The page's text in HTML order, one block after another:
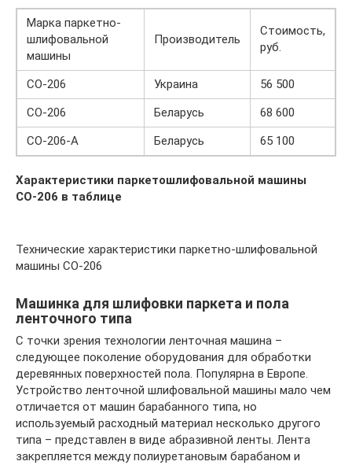
Марка паркетно-
шлифовальной
машины
Производитель
Стоимость,
руб.
СО-206 Украина
56 500
СО-206
Беларусь
68 600
СО-206-А
Беларусь 65 100
Характеристики паркетошлифовальной машины
СО-206 в таблице
Технические характеристики паркетно-шлифовальной
машины СО-206
Машинка для шлифовки паркета и пола
ленточного типа
С точки зрения технологии ленточная машина –
следующее поколение оборудования для обработки
деревянных поверхностей пола. Популярна в Европе.
Устройство ленточной шлифовальной машины мало чем
отличается от машин барабанного типа, но
используемый расходный материал несколько другого
типа – представлен в виде абразивной ленты. Лента
закрепляется между полиуретановым барабаном и